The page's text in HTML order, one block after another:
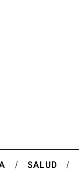
SALUD